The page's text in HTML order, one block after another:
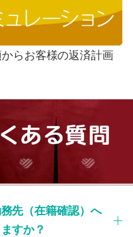
らお客様の返済計画
先（在籍確認）へ
すか？